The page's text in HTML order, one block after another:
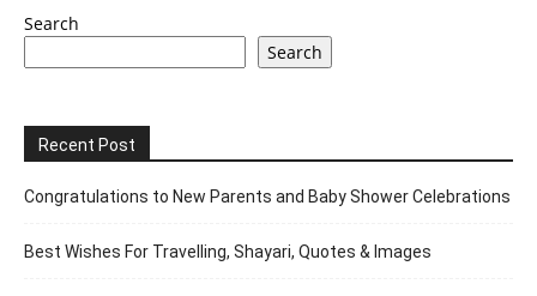
Search
Search
Recent Post
Congratulations to New Parents and Baby Shower Celebrations
Best Wishes For Travelling, Shayari, Quotes & Images